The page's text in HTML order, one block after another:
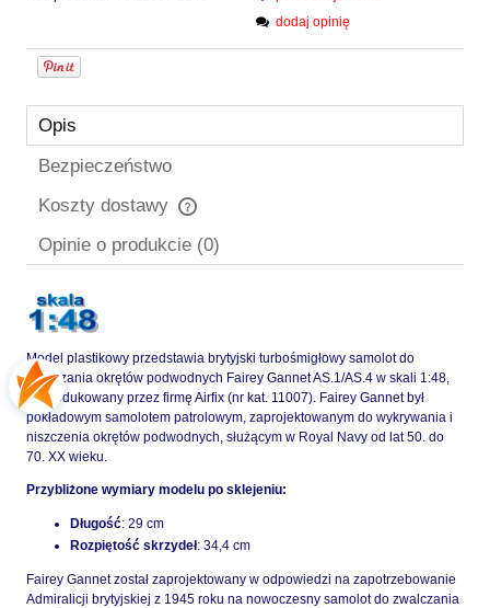
dodaj opinię
Opis
Bezpieczeństwo
Koszty dostawy
Cena nie zawiera ewentualnych kosztów płatności
Opinie o produkcie (0)
Model plastikowy przedstawia brytyjski turbośmigłowy samolot do
zwalczania okrętów podwodnych Fairey Gannet AS.1/AS.4 w skali 1:48,
wyprodukowany przez firmę Airfix (nr kat. 11007). Fairey Gannet był
pokładowym samolotem patrolowym, zaprojektowanym do wykrywania i
niszczenia okrętów podwodnych, służącym w Royal Navy od lat 50. do
70. XX wieku.
Przybliżone wymiary modelu po sklejeniu:
Długość: 29 cm
Rozpiętość skrzydeł: 34,4 cm
Fairey Gannet został zaprojektowany w odpowiedzi na zapotrzebowanie
Admiralicji brytyjskiej z 1945 roku na nowoczesny samolot do zwalczania